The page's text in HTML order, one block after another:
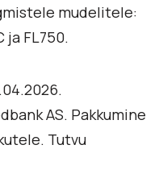
mudelitele:
ja FL750.
AS. Pakkumine
Tutvu